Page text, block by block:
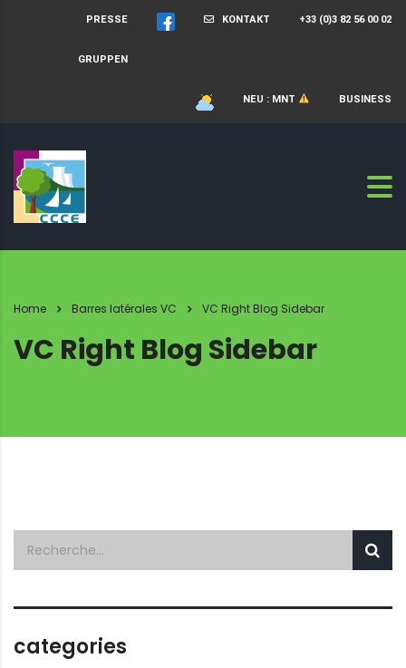
+33 (0)3 82 56 00 02
KONTAKT
PRESSE
GRUPPEN
BUSINESS
NEU : MNT
Home Barres latérales VC VC Right Blog Sidebar
VC Right Blog Sidebar
categories